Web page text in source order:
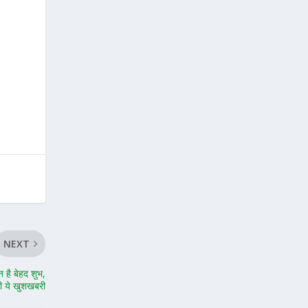
NEXT
है बेहद शुभ,
ये खुशखबरी